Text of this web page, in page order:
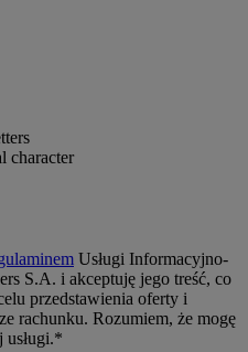
character
Usługi Informacyjno-
S.A. i akceptuję jego treść, co
przedstawienia oferty i
rachunku. Rozumiem, że mogę
usługi.*